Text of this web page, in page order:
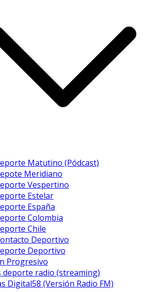
Matutino (Pódcast)
Meridiano
Vespertino
Estelar
España
Colombia
Chile
Deportivo
Deportivo
Progresivo
deporte radio (streaming)
Digital58 (Versión Radio FM)